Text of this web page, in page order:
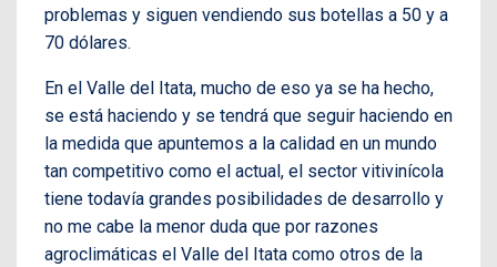
problemas y siguen vendiendo sus botellas a 50 y a
70 dólares.
En el Valle del Itata, mucho de eso ya se ha hecho,
se está haciendo y se tendrá que seguir haciendo en
la medida que apuntemos a la calidad en un mundo
tan competitivo como el actual, el sector vitivinícola
tiene todavía grandes posibilidades de desarrollo y
no me cabe la menor duda que por razones
agroclimáticas el Valle del Itata como otros de la